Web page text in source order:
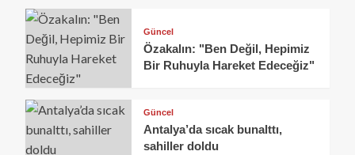
Güncel
Özakalın: "Ben Değil, Hepimiz
Bir Ruhuyla Hareket Edeceğiz"
Güncel
Antalya’da sıcak bunalttı,
sahiller doldu